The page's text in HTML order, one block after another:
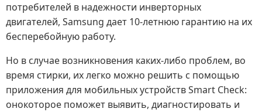
потребителей в надежности инверторных
двигателей, Samsung дает 10-летнюю гарантию на их
бесперебойную работу.
Но в случае возникновения каких-либо проблем, во
время стирки, их легко можно решить с помощью
приложения для мобильных устройств Smart Check:
онокоторое поможет выявить, диагностировать и